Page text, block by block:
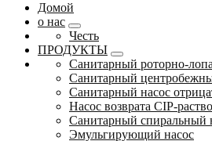
Домой
о нас
Честь
ПРОДУКТЫ
Санитарный роторно-
Санитарный
Санитарный насос
Насос возврата CIP-
Санитарный спиральный
Эмульгирующий насос